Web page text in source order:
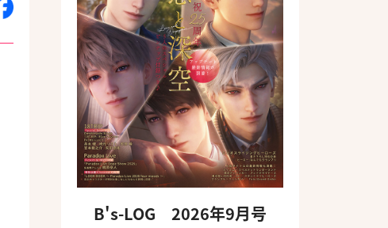
B's-LOG 2026年9月号